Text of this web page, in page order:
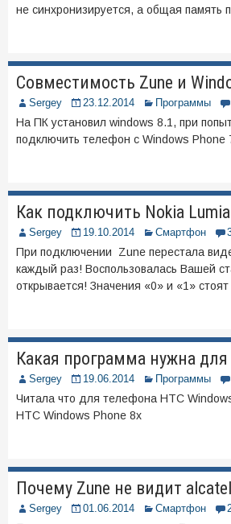
не синхронизируется, а общая память
Совместимость Zune и
Sergey 23.12.2014 Программы
На ПК установил windows 8.1, при
подключить телефон с Windows
Как подключить Nokia
Sergey 19.10.2014 Смартфон
При подключении Zune перестала
каждый раз! Воспользовалась Вашей
открывается! Значения «0» и «1»
Какая программа нужна
Sergey 19.06.2014 Программы
Читала что для телефона HTC
HTC Windows Phone 8x
Почему Zune не видит
Sergey 01.06.2014 Смартфон